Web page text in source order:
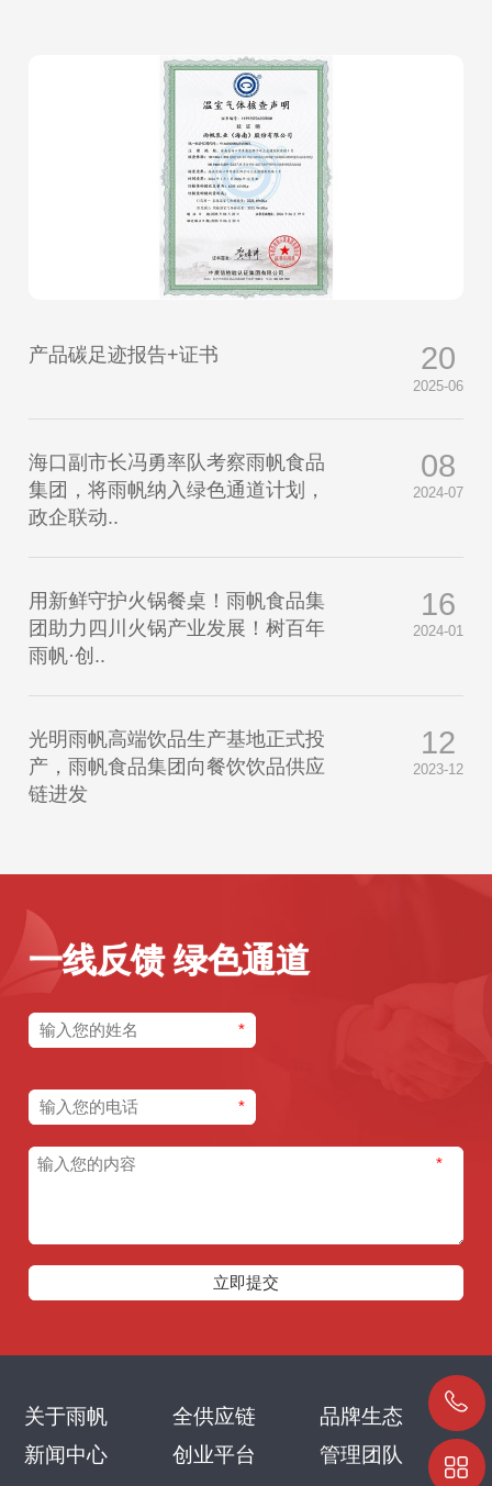
产品碳足迹报告+证书 20
2025-06
海口副市长冯勇率队考察雨帆食品
集团，将雨帆纳入绿色通道计划，
政企联动..
08
2024-07
用新鲜守护火锅餐桌！雨帆食品集
团助力四川火锅产业发展！树百年
雨帆·创..
16
2024-01
光明雨帆高端饮品生产基地正式投
产，雨帆食品集团向餐饮饮品供应
链进发
12
2023-12
一线反馈 绿色通道
*
*
*
关于雨帆 全供应链
品牌生态
新闻中心
创业平台 管理团队